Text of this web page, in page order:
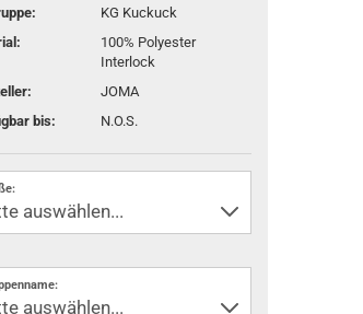
KG Kuckuck
100% Polyester
Interlock
JOMA
bis:
N.O.S.